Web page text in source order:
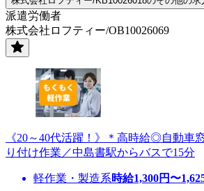
派遣労働者
株式会社ロフティー/OB10026069
《20～40代活躍！》＊高時給◎自動車
り付け作業／中島書駅からバスで15分
軽作業・製造系時給1,300円〜